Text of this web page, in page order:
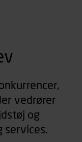
vedrører
og
services.